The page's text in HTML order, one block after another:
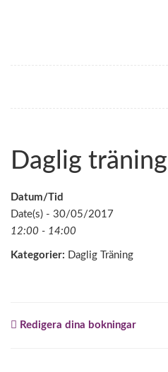
Daglig
Datum/Tid
Date(s) - 30/05/2017
12:00 - 14:00
Kategorier: Daglig Träning
Redigera dina bokningar